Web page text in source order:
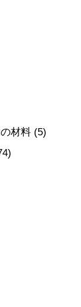
材料 (5)